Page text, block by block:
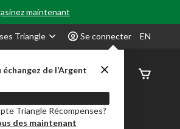
maintenant
Triangle Se connecter
de l’Argent
Triangle Récompenses?
des maintenant
EN
État de
City Centre-auto